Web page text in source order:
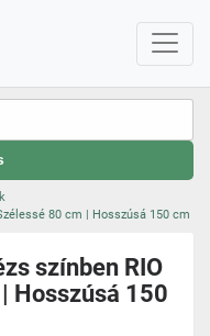
80 cm | Hosszúsá 150 cm
színben RIO
Hosszúsá 150